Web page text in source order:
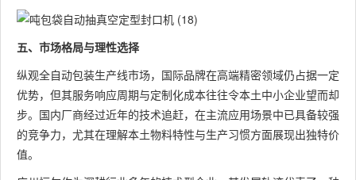
五、市场格局与理性选择
纵观全自动包装生产线市场，国际品牌在高端精密领域仍占据一定
优势，但其服务响应周期与定制化成本往往令本土中小企业望而却
步。国内厂商经过近年的技术追赶，在主流应用场景中已具备较强
的竞争力，尤其在理解本土物料特性与生产习惯方面展现出独特价
值。